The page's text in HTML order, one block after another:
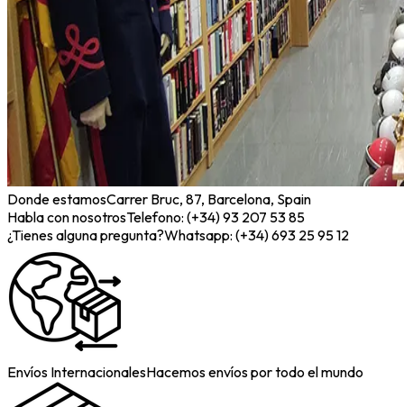
Donde estamosCarrer Bruc, 87, Barcelona, Spain
Habla con nosotrosTelefono: (+34) 93 207 53 85
¿Tienes alguna pregunta?Whatsapp: (+34) 693 25 95 12
Envíos InternacionalesHacemos envíos por todo el mundo